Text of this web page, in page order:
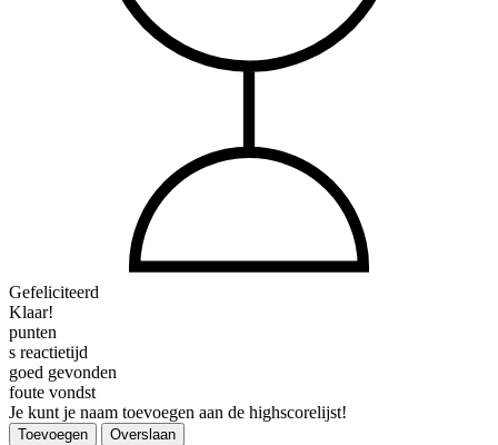
Gefeliciteerd
Klaar!
punten
s reactietijd
goed gevonden
foute vondst
Je kunt je naam toevoegen aan de highscorelijst!
Toevoegen Overslaan